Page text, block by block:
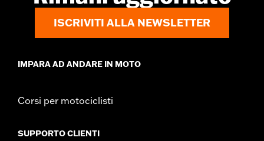
UDM larghezza materiale:Pollici
ISCRIVITI ALLA NEWSLETTER
IMPARA AD ANDARE IN MOTO
Corsi per motociclisti
SUPPORTO CLIENTI